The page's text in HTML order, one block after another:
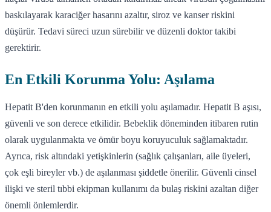
baskılayarak karaciğer hasarını azaltır, siroz ve kanser riskini
düşürür. Tedavi süreci uzun sürebilir ve düzenli doktor takibi
gerektirir.
En Etkili Korunma Yolu: Aşılama
Hepatit B'den korunmanın en etkili yolu aşılamadır. Hepatit B aşısı,
güvenli ve son derece etkilidir. Bebeklik döneminden itibaren rutin
olarak uygulanmakta ve ömür boyu koruyuculuk sağlamaktadır.
Ayrıca, risk altındaki yetişkinlerin (sağlık çalışanları, aile üyeleri,
çok eşli bireyler vb.) de aşılanması şiddetle önerilir. Güvenli cinsel
ilişki ve steril tıbbi ekipman kullanımı da bulaş riskini azaltan diğer
önemli önlemlerdir.